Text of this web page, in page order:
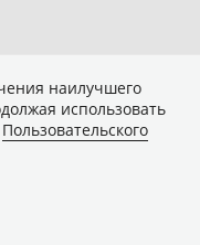
наилучшего
использовать
Пользовательского